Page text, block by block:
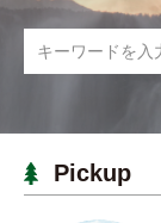
Pickup
化